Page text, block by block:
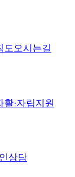
도 오시는길
활·자립지원
상담